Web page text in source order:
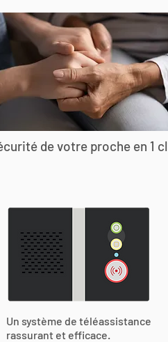
de votre proche en 1
Un système de téléassistance
rassurant et efficace.